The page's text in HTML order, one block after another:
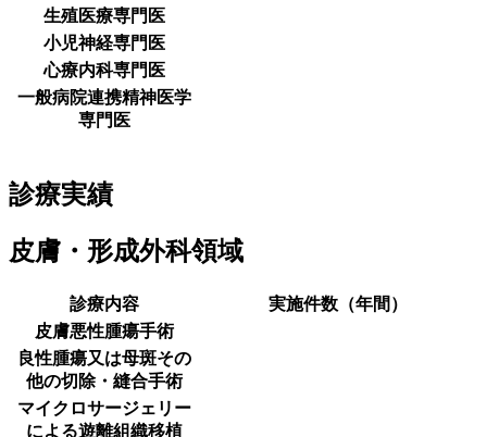
生殖医療専門医
小児神経専門医
心療内科専門医
一般病院連携精神医学
専門医
診療実績
皮膚・形成外科領域
診療内容
実施件数（年間）
皮膚悪性腫瘍手術
良性腫瘍又は母斑その
他の切除・縫合手術
マイクロサージェリー
による遊離組織移植